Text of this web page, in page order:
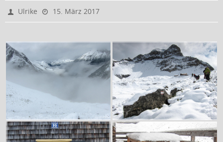
Ulrike 15. März 2017